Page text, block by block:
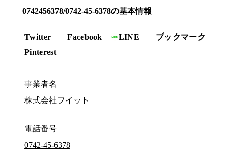
0742456378/0742-45-6378の基本情報
Twitter Facebook LINE
ブックマーク
Pinterest
事業者名
株式会社フイット
電話番号
0742-45-6378